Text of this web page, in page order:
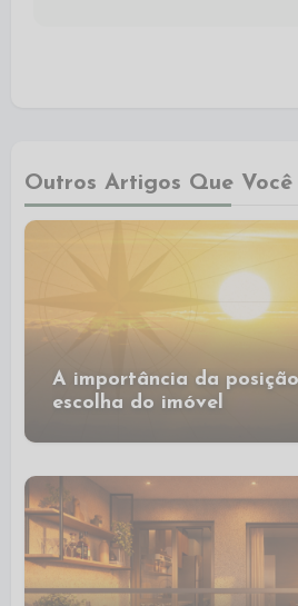
Outros Artigos Que Você
A importância da
escolha do imóvel